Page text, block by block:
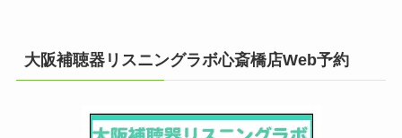
大阪補聴器リスニングラボ心斎橋店Web予約